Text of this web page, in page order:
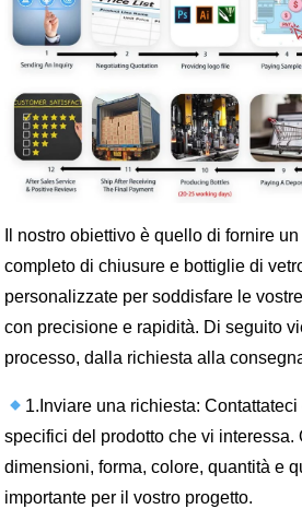
Il nostro obiettivo è quello di fornire
completo di chiusure e bottiglie di
personalizzate per soddisfare le
con precisione e rapidità. Di seguito
processo, dalla richiesta alla
1.Inviare una richiesta:
specifici del prodotto che vi interessa.
dimensioni, forma, colore, quantità e
importante per il vostro progetto.